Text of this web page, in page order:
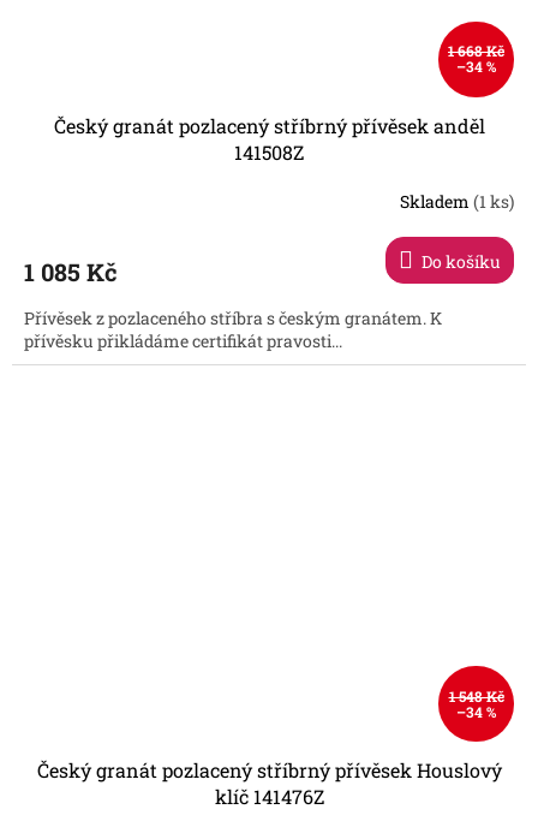
1 668 Kč
–34 %
Český granát pozlacený stříbrný přívěsek anděl
141508Z
Skladem (1 ks)
1 085 Kč Do košíku
Přívěsek z pozlaceného stříbra s českým granátem. K
přívěsku přikládáme certifikát pravosti...
1 548 Kč
–34 %
Český granát pozlacený stříbrný přívěsek Houslový
klíč 141476Z